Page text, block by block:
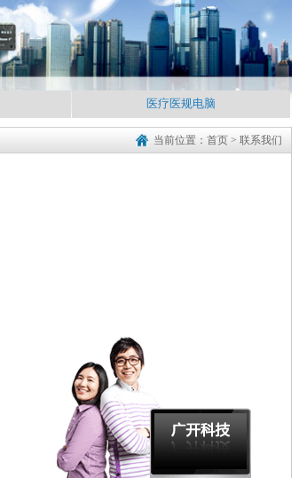
医疗医规电脑
当前位置： 首页 > 联系我们